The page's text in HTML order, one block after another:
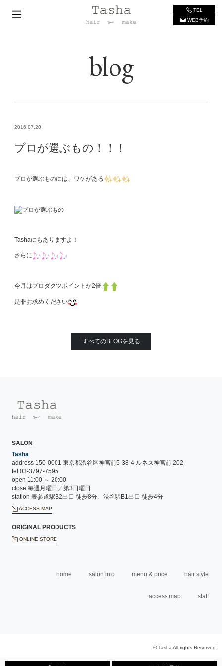
TEL
WEB予約
blog
2016.07.20
プロが選ぶもの！！！
プロが選ぶものには、ワケがある
Tashaにもありますよ！
さらに
今月はプロダクツポイントか2倍
是非お求めください
すべてのBLOGを見る
SALON
Tasha
address 150-0001 東京都渋谷区神宮前5-38-4 ルネス神宮前 202
tel 03-3797-7595
open 11:00 ～ 20:00
close 毎週月曜日／第3日曜日
station 表参道駅B2出口 徒歩8分、渋谷駅B1出口 徒歩4分
ACCESS MAP
ORIGINAL PRODUCTS
ONLINE STORE
home salon info menu & price hair style
access map staff
© Tasha All rights Reserved.